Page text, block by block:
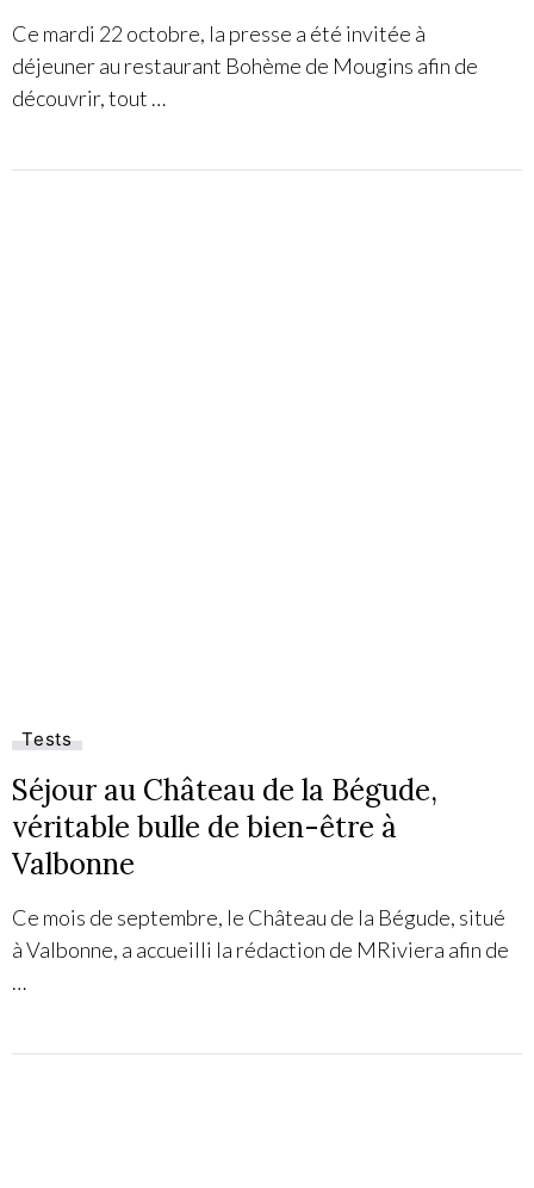
Ce mardi 22 octobre, la presse a été invitée à
déjeuner au restaurant Bohème de Mougins afin de
découvrir, tout …
Tests
Séjour au Château de la Bégude,
véritable bulle de bien-être à
Valbonne
Ce mois de septembre, le Château de la Bégude, situé
à Valbonne, a accueilli la rédaction de MRiviera afin de
…